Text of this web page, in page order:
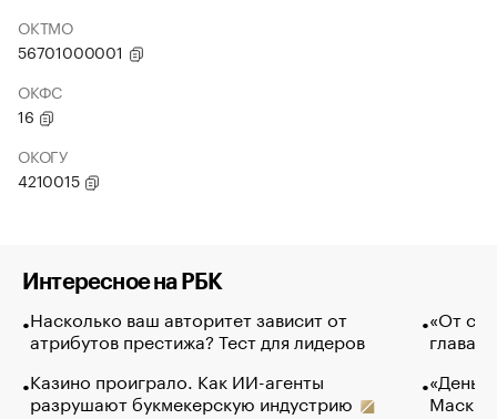
ОКТМО
56701000001
ОКФС
16
ОКОГУ
4210015
Интересное на РБК
Насколько ваш авторитет зависит от
атрибутов престижа? Тест для лидеров
Казино проиграло. Как ИИ-агенты
разрушают букмекерскую индустрию
«От
глава
Маск в